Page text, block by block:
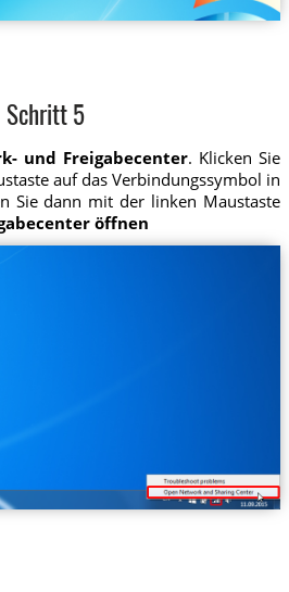
Schritt 5
und Freigabecenter. Klicken Sie
auf das Verbindungssymbol in
Sie dann mit der linken Maustaste
öffnen